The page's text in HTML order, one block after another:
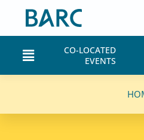
Inhalt
Main
Menu
CO-LOCATED
EVENTS